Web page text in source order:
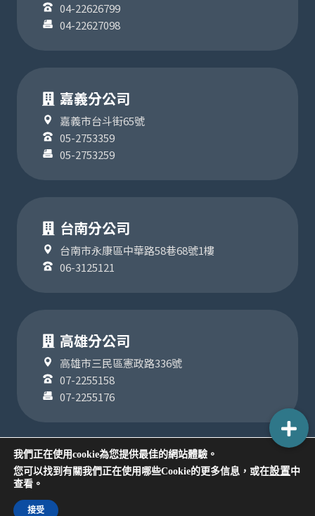
04-22626799
04-22627098
嘉義分公司
嘉義市台斗街65號
05-2753359
05-2753259
台南分公司
台南市永康區中華路58巷68號1樓
06-3125121
高雄分公司
高雄市三民區憲政路336號
07-2255158
07-2255176
COPYRIGHT ©2024
我們正在使用cookie為您提供最佳的網站體驗。
您可以找到有關我們正在使用哪些Cookie的更多信息，或在設置中
查看。
接受